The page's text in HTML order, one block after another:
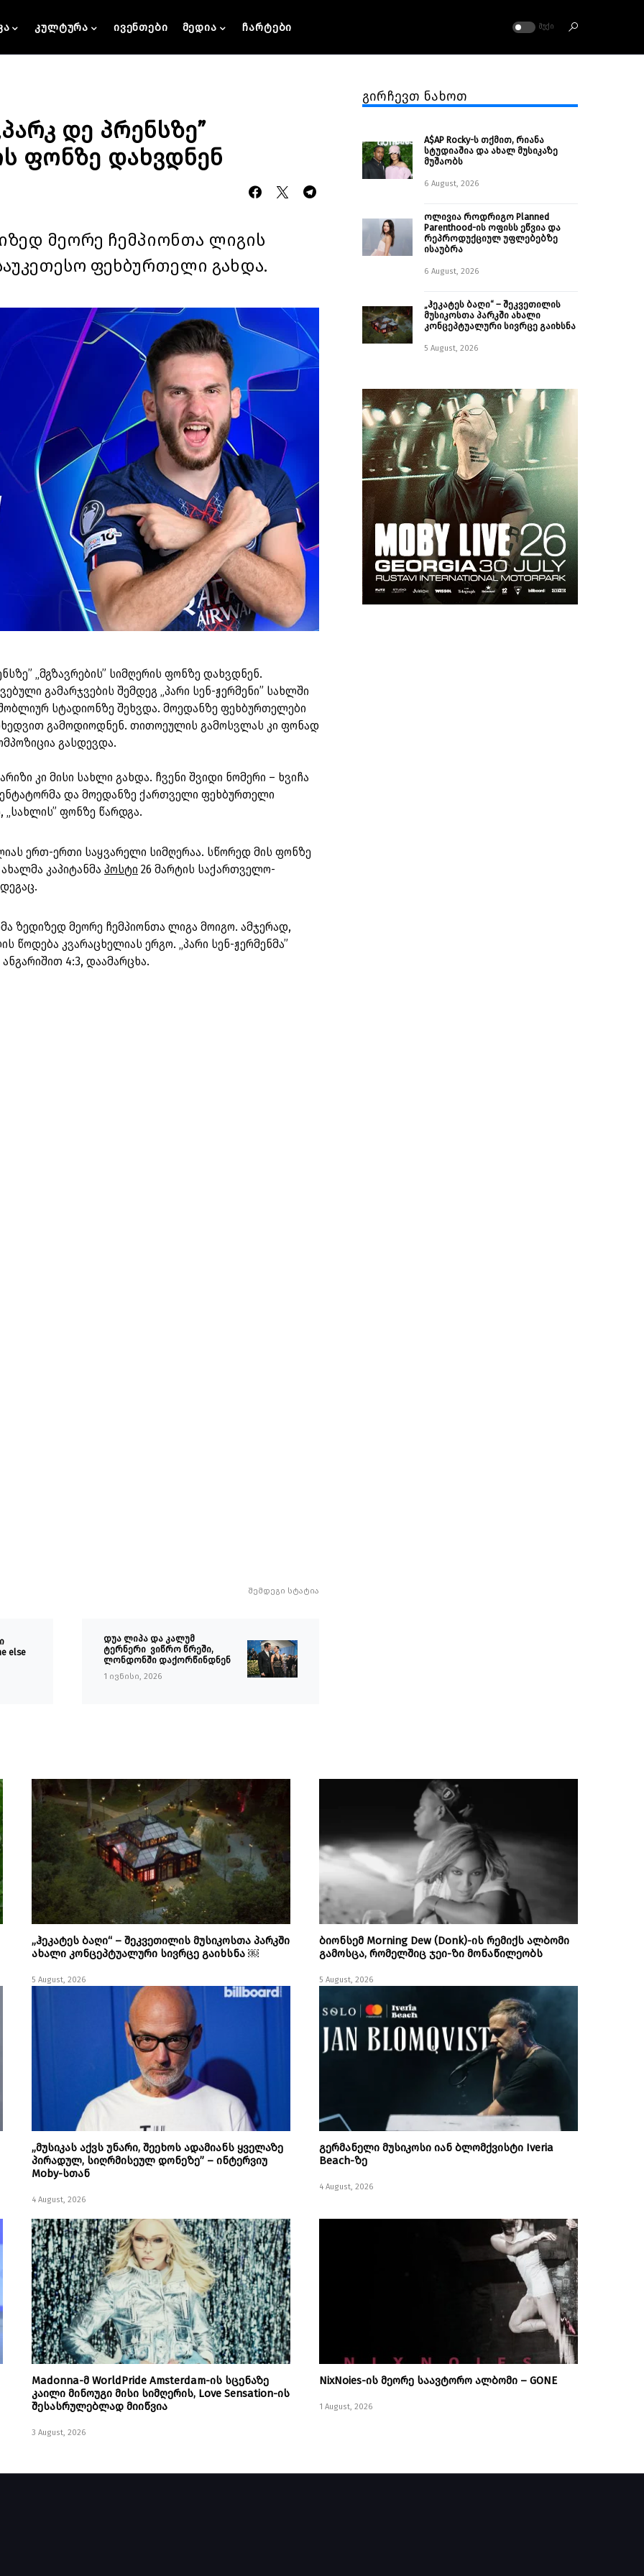
კულტურა ივენთები მედია ჩარტები ᲛᲣᲥᲘ
დე პრენსზე”
ფონზე დახვდნენ
მეორე ჩემპიონთა ლიგის
ფეხბურთელი გახდა.
„მგზავრების” სიმღერის ფონზე დახვდნენ.
გამარჯვების შემდეგ „პარი სენ-ჟერმენი” სახლში
სტადიონზე შეხვდა. მოედანზე ფეხბურთელები
გამოდიოდნენ. თითოეულის გამოსვლას კი ფონად
გასდევდა.
კი მისი სახლი გახდა. ჩვენი შვიდი ნომერი – ხვიჩა
და მოედანზე ქართველი ფეხბურთელი
„სახლის” ფონზე წარდგა.
ერთ-ერთი საყვარელი სიმღერაა. სწორედ მის ფონზე
კაპიტანმა პოსტი 26 მარტის საქართველო-
ზედიზედ მეორე ჩემპიონთა ლიგა მოიგო. ამჯერად,
წოდება კვარაცხელიას ერგო. „პარი სენ-ჟერმენმა”
4:3, დაამარცხა.
else
შემდეგი სტატია
დუა ლიპა და კალუმ
ტერნერი ვიწრო წრეში,
ლონდონში დაქორწინდნენ
1 ივნისი, 2026
გირჩევთ ნახოთ
A$AP Rocky-ს თქმით, რიანა
სტუდიაშია და ახალ მუსიკაზე
მუშაობს
6 August, 2026
ოლივია როდრიგო Planned
Parenthood-ის ოფისს ეწვია და
რეპროდუქციულ უფლებებზე
ისაუბრა
6 August, 2026
„ჰეკატეს ბაღი“ – შეკვეთილის
მუსიკოსთა პარკში ახალი
კონცეპტუალური სივრცე გაიხსნა ￼
5 August, 2026
„ჰეკატეს ბაღი“ – შეკვეთილის მუსიკოსთა პარკში
ახალი კონცეპტუალური სივრცე გაიხსნა ￼
5 August, 2026
ბიონსემ Morning Dew (Donk)-ის რემიქს ალბომი
გამოსცა, რომელშიც ჯეი-ზი მონაწილეობს
5 August, 2026
„მუსიკას აქვს უნარი, შეეხოს ადამიანს ყველაზე
პირადულ, სიღრმისეულ დონეზე” – ინტერვიუ
Moby-სთან
4 August, 2026
გერმანელი მუსიკოსი იან ბლომქვისტი Iveria
Beach-ზე
4 August, 2026
Madonna-მ WorldPride Amsterdam-ის სცენაზე
კაილი მინოუგი მისი სიმღერის, Love Sensation-ის
შესასრულებლად მიიწვია
3 August, 2026
NixNoies-ის მეორე საავტორო ალბომი – GONE
1 August, 2026